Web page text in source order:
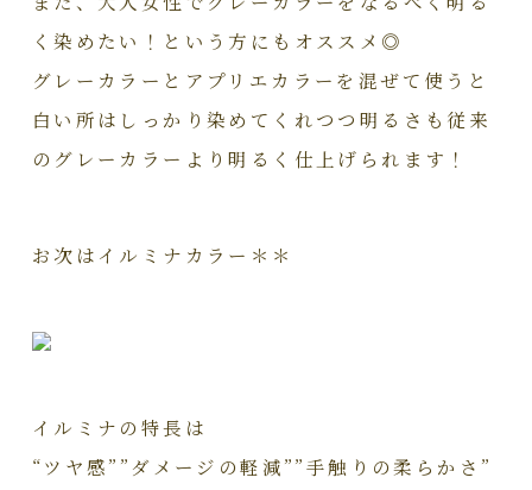
く染めたい！という方にもオススメ◎
グレーカラーとアプリエカラーを混ぜて使うと
白い所はしっかり染めてくれつつ明るさも従来
のグレーカラーより明るく仕上げられます！
お次はイルミナカラー＊＊
イルミナの特長は
“ツヤ感””ダメージの軽減””手触りの柔らかさ”